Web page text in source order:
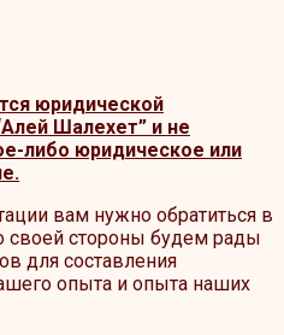
юридической
Шалехет” и не
либо юридическое или
вам нужно обратиться в
стороны будем рады
для составления
опыта и опыта наших